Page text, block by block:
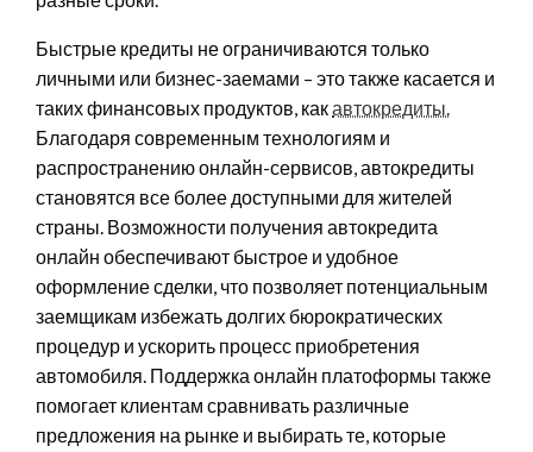
Быстрые кредиты не ограничиваются только
личными или бизнес-заемами – это также касается и
таких финансовых продуктов, какавтокредиты.
Благодаря современным технологиям и
распространению онлайн-сервисов, автокредиты
становятся все более доступными для жителей
страны. Возможности получения автокредита
онлайн обеспечивают быстрое и удобное
оформление сделки, что позволяет потенциальным
заемщикам избежать долгих бюрократических
процедур и ускорить процесс приобретения
автомобиля. Поддержка онлайн платоформы также
помогает клиентам сравнивать различные
предложения на рынке и выбирать те, которые